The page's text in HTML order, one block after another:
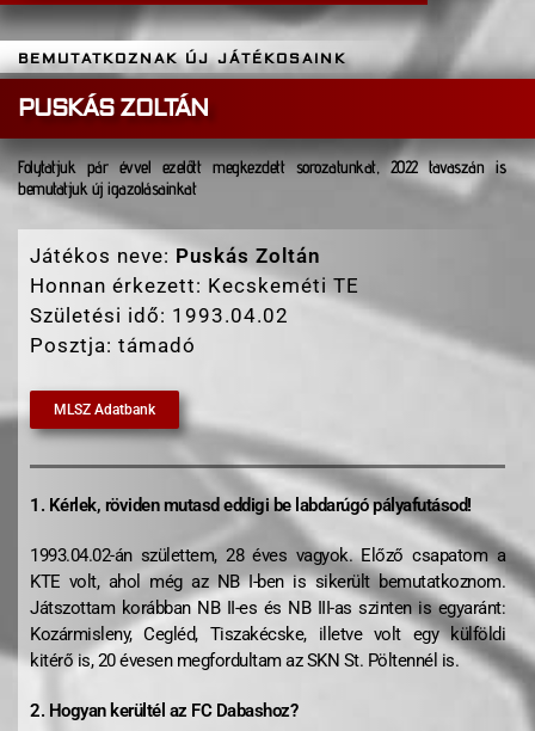
BEMUTATKOZNAK ÚJ JÁTÉKOSAINK
PUSKÁS ZOLTÁN
Folytatjuk pár évvel ezelőtt megkezdett sorozatunkat, 2022 tavaszán is
bemutatjuk új igazolásainkat
Játékos neve: Puskás Zoltán
Honnan érkezett: Kecskeméti TE
Születési idő: 1993.04.02
Posztja: támadó
MLSZ Adatbank
1. Kérlek, röviden mutasd eddigi be labdarúgó pályafutásod!
1993.04.02-án születtem, 28 éves vagyok. Előző csapatom a
KTE volt, ahol még az NB I-ben is sikerült bemutatkoznom.
Játszottam korábban NB II-es és NB III-as szinten is egyaránt:
Kozármisleny, Cegléd, Tiszakécske, illetve volt egy külföldi
kitérő is, 20 évesen megfordultam az SKN St. Pöltennél is.
2. Hogyan kerültél az FC Dabashoz?